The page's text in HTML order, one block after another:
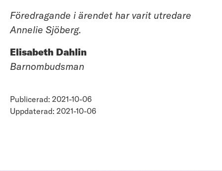
Föredragande i ärendet har varit utredare
Annelie Sjöberg.
Elisabeth Dahlin
Barnombudsman
Publicerad: 2021-10-06
Uppdaterad: 2021-10-06